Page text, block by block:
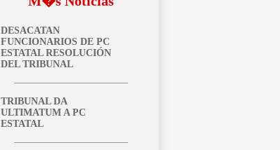
DESACATAN
FUNCIONARIOS DE PC
ESTATAL RESOLUCIÓN
DEL TRIBUNAL
TRIBUNAL DA
ULTIMATUM A PC
ESTATAL